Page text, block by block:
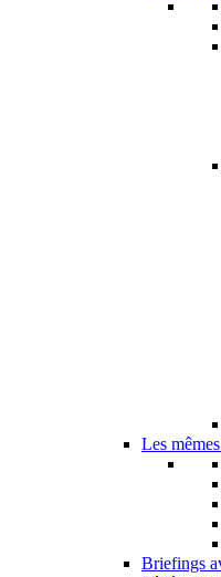
Les
Briefings